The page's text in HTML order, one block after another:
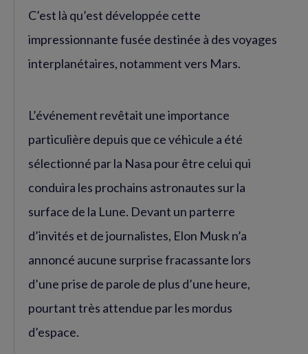
C’est là qu’est développée cette
impressionnante fusée destinée à des voyages
interplanétaires, notamment vers Mars.
L’événement revêtait une importance
particulière depuis que ce véhicule a été
sélectionné par la Nasa pour être celui qui
conduira les prochains astronautes sur la
surface de la Lune. Devant un parterre
d’invités et de journalistes, Elon Musk n’a
annoncé aucune surprise fracassante lors
d’une prise de parole de plus d’une heure,
pourtant très attendue par les mordus
d’espace.